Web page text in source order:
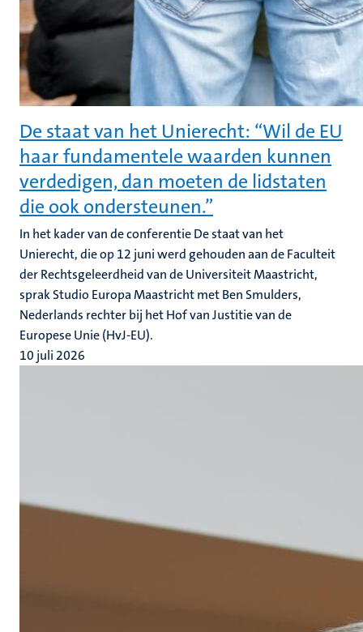
De staat van het Unierecht: “Wil de EU
haar fundamentele waarden kunnen
verdedigen, dan moeten de lidstaten
die ook ondersteunen.”
In het kader van de conferentie De staat van het
Unierecht, die op 12 juni werd gehouden aan de Faculteit
der Rechtsgeleerdheid van de Universiteit Maastricht,
sprak Studio Europa Maastricht met Ben Smulders,
Nederlands rechter bij het Hof van Justitie van de
Europese Unie (HvJ-EU).
10 juli 2026